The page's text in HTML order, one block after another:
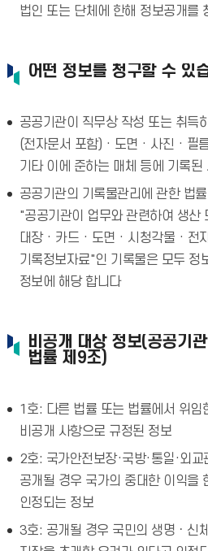
법인 또는 단체에 한해 정보공개를
어떤 정보를 청구할 수 있
공공기관이 직무상 작성 또는 취득
(전자문서 포함) · 도면 · 사진 · 필
기타 이에 준하는 매체 등에 기록된
공공기관의 기록물관리에 관한 법
"공공기관이 업무와 관련하여 생산
대장 · 카드 · 도면 · 시청각물 · 전
기록정보자료"인 기록물은 모두 정
정보에 해당 합니다
비공개 대상 정보(공공기
법률 제9조)
1호: 다른 법률 또는 법률에서 위임
비공개 사항으로 규정된 정보
2호: 국가안전보장·국방·통일·외
공개될 경우 국가의 중대한 이익을
인정되는 정보
3호: 공개될 경우 국민의 생명ㆍ신